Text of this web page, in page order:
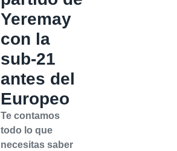
Yeremay
con la
sub-21
antes del
Europeo
Te contamos
todo lo que
necesitas saber